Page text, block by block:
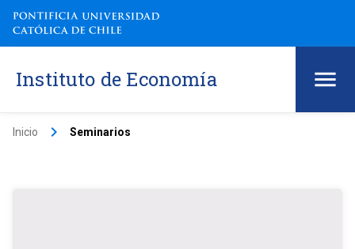
Instituto de Economía
Inicio keyboard_arrow_right Seminarios